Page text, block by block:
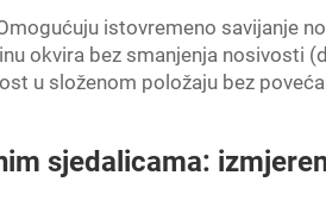
istovremeno savijanje
okvira bez smanjenja nosivosti
u složenom položaju bez
sjedalicama: